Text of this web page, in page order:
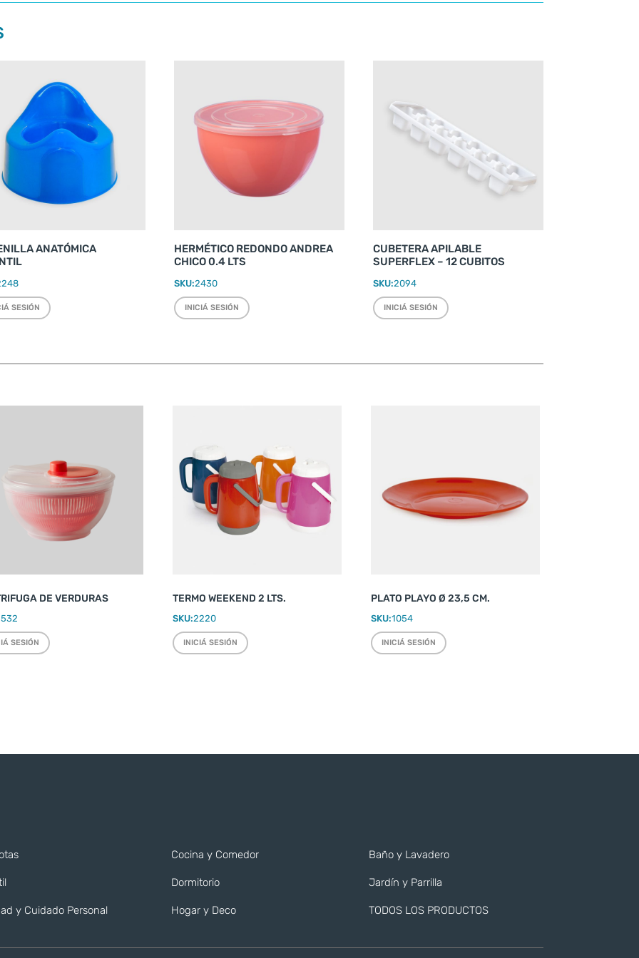
ANATÓMICA
SESIÓN
HERMÉTICO REDONDO ANDREA
CHICO 0.4 LTS
SKU:2430
INICIÁ SESIÓN
CUBETERA APILABLE
SUPERFLEX – 12 CUBITOS
SKU:2094
INICIÁ SESIÓN
DE VERDURAS
SESIÓN
TERMO WEEKEND 2 LTS.
SKU:2220
INICIÁ SESIÓN
PLATO PLAYO Ø 23,5 CM.
SKU:1054
INICIÁ SESIÓN
y Cuidado Personal
Cocina y Comedor
Dormitorio
Hogar y Deco
Baño y Lavadero
Jardín y Parrilla
TODOS LOS PRODUCTOS